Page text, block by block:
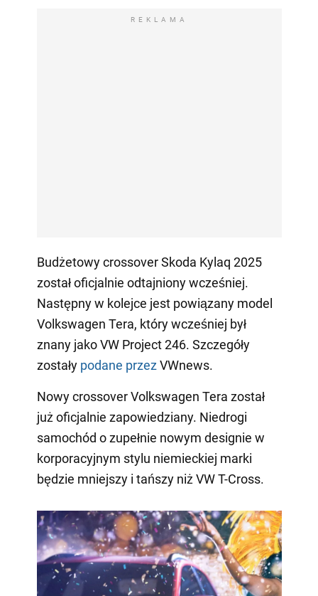
REKLAMA
Budżetowy crossover Skoda Kylaq 2025
został oficjalnie odtajniony wcześniej.
Następny w kolejce jest powiązany model
Volkswagen Tera, który wcześniej był
znany jako VW Project 246. Szczegóły
zostały podane przezVWnews.
Nowy crossover Volkswagen Tera został
już oficjalnie zapowiedziany. Niedrogi
samochód o zupełnie nowym designie w
korporacyjnym stylu niemieckiej marki
będzie mniejszy i tańszy niż VW T-Cross.